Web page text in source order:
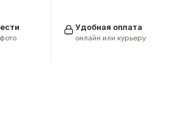
Удобная оплата
онлайн или курьеру